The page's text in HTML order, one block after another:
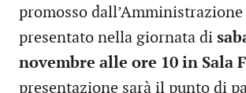
promosso dall’Amministrazione
presentato nella giornata di
novembre alle ore 10 in Sala
presentazione sarà il punto di